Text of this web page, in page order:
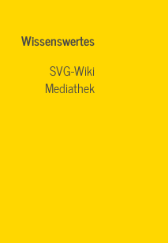
Wissenswertes
SVG-Wiki
Mediathek